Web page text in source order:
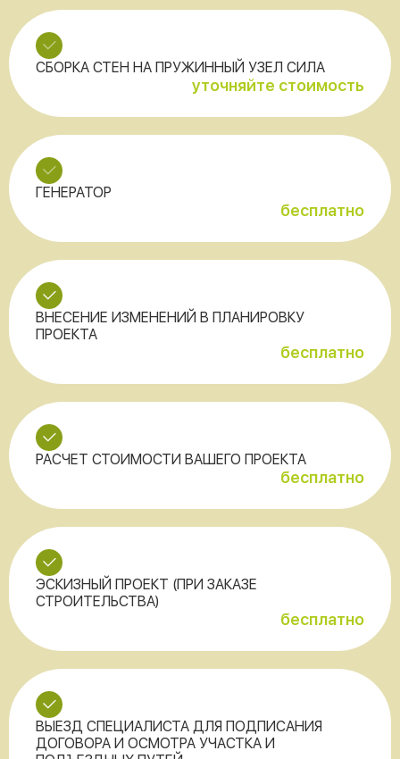
СБОРКА СТЕН НА ПРУЖИННЫЙ УЗЕЛ СИЛА
уточняйте стоимость
ГЕНЕРАТОР
бесплатно
ВНЕСЕНИЕ ИЗМЕНЕНИЙ В ПЛАНИРОВКУ
ПРОЕКТА
бесплатно
РАСЧЕТ СТОИМОСТИ ВАШЕГО ПРОЕКТА
бесплатно
ЭСКИЗНЫЙ ПРОЕКТ (ПРИ ЗАКАЗЕ
СТРОИТЕЛЬСТВА)
бесплатно
ВЫЕЗД СПЕЦИАЛИСТА ДЛЯ ПОДПИСАНИЯ
ДОГОВОРА И ОСМОТРА УЧАСТКА И